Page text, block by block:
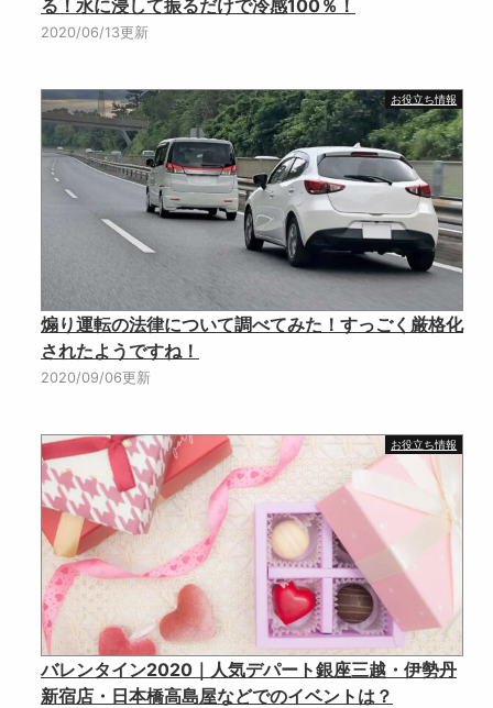
る！水に浸して振るだけで冷感100％！
2020/06/13更新
お役立ち情報
煽り運転の法律について調べてみた！すっごく厳格化
されたようですね！
2020/09/06更新
お役立ち情報
バレンタイン2020｜人気デパート銀座三越・伊勢丹
新宿店・日本橋高島屋などでのイベントは？